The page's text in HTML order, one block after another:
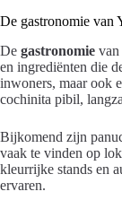
De gastronomie van
De gastronomie van
en ingrediënten die
inwoners, maar ook
cochinita pibil,
Bijkomend zijn
vaak te vinden op
kleurrijke stands en
ervaren.